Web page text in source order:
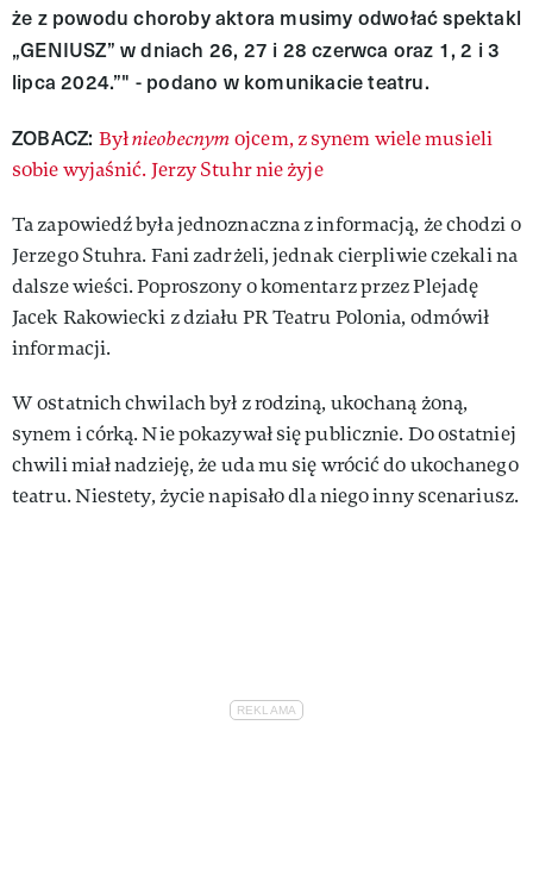
że z powodu choroby aktora musimy odwołać spektakl
„GENIUSZ” w dniach 26, 27 i 28 czerwca oraz 1, 2 i 3
lipca 2024.”" - podano w komunikacie teatru.
ZOBACZ: Byłnieobecnymojcem, z synem wiele musieli
sobie wyjaśnić. Jerzy Stuhr nie żyje
Ta zapowiedź była jednoznaczna z informacją, że chodzi o
Jerzego Stuhra. Fani zadrżeli, jednak cierpliwie czekali na
dalsze wieści. Poproszony o komentarz przez Plejadę
Jacek Rakowiecki z działu PR Teatru Polonia, odmówił
informacji.
W ostatnich chwilach był z rodziną, ukochaną żoną,
synem i córką. Nie pokazywał się publicznie. Do ostatniej
chwili miał nadzieję, że uda mu się wrócić do ukochanego
teatru. Niestety, życie napisało dla niego inny scenariusz.